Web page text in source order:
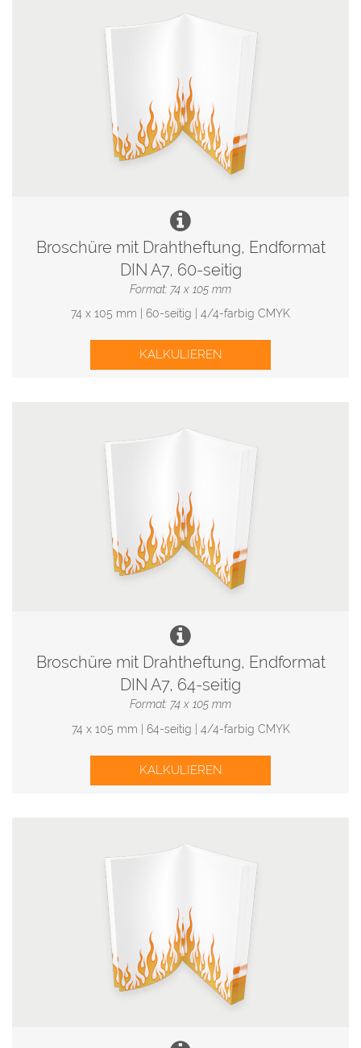
Broschüre mit Drahtheftung, Endformat
DIN A7, 60-seitig
Format: 74 x 105 mm
74 x 105 mm | 60-seitig | 4/4-farbig CMYK
KALKULIEREN
Broschüre mit Drahtheftung, Endformat
DIN A7, 64-seitig
Format: 74 x 105 mm
74 x 105 mm | 64-seitig | 4/4-farbig CMYK
KALKULIEREN